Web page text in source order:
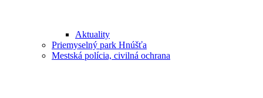
Aktuality
Priemyselný park Hnúšťa
Mestská polícia, civilná ochrana